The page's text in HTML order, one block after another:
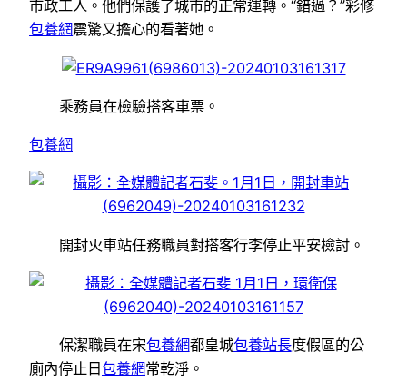
市政工人。他們保護了城市的正常運轉。“錯過？”彩修
包養網震驚又擔心的看著她。
乘務員在檢驗搭客車票。
包養網
開封火車站任務職員對搭客行李停止平安檢討。
保潔職員在宋包養網都皇城包養站長度假區的公
廁內停止日包養網常乾淨。